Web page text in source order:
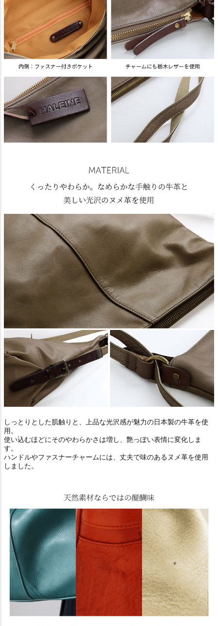
しっとりとした肌触りと、上品な光沢感が魅力の日本製の牛革を使
用。
使い込むほどにそのやわらかさは増し、艶っぽい表情に変化しま
す。
ハンドルやファスナーチャームには、丈夫で味のあるヌメ革を使用
しました。